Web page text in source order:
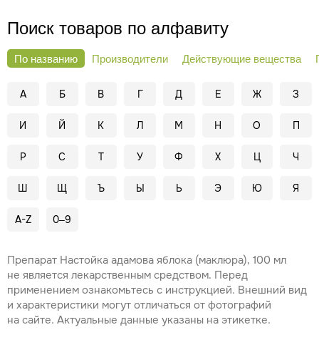
Поиск товаров по алфавиту
По названию Производители Действующие вещества
А Б В Г Д Е Ж З
И Й К Л М Н О П
Р С Т У Ф Х Ц Ч
Ш Щ Ъ Ы Ь Э Ю Я
A-Z 0–9
Препарат Настойка адамова яблока (маклюра), 100 мл
не является лекарственным средством. Перед
применением ознакомьтесь с инструкцией. Внешний вид
и характеристики могут отличаться от фотографий
на сайте. Актуальные данные указаны на этикетке.